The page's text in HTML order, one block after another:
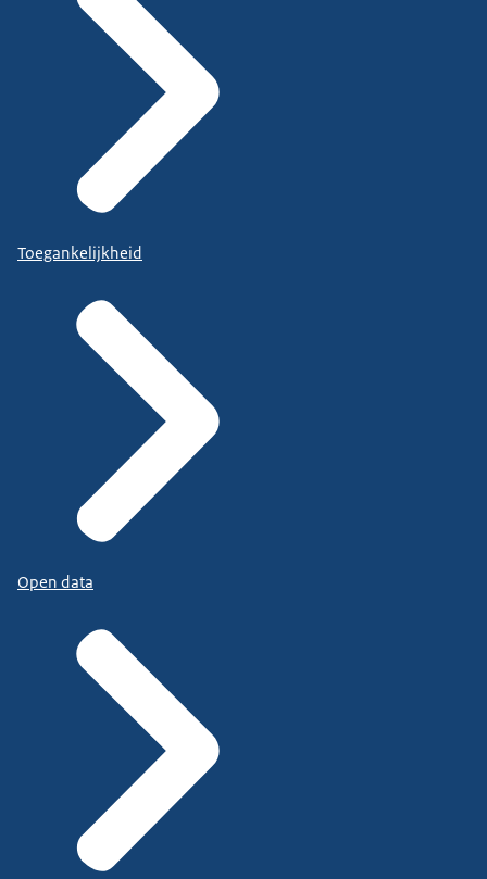
Toegankelijkheid
Open data